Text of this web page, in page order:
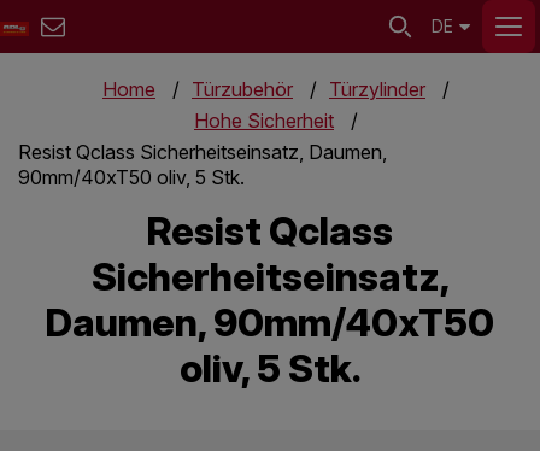
DE
Home Türzubehör
Türzylinder
Hohe Sicherheit
Resist Qclass Sicherheitseinsatz, Daumen,
90mm/40xT50 oliv, 5 Stk.
Resist Qclass
Sicherheitseinsatz,
Daumen, 90mm/40xT50
oliv, 5 Stk.